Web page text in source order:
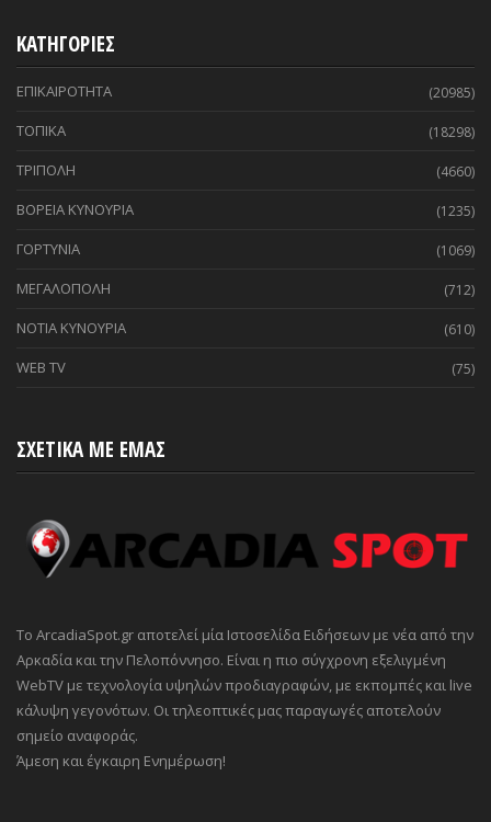
ΚΑΤΗΓΟΡΙΕΣ
ΕΠΙΚΑΙΡΟΤΗΤΑ (20985)
ΤΟΠΙΚΑ (18298)
ΤΡΙΠΟΛΗ (4660)
ΒΟΡΕΙΑ ΚΥΝΟΥΡΙΑ (1235)
ΓΟΡΤΥΝΙΑ (1069)
ΜΕΓΑΛΟΠΟΛΗ (712)
ΝΟΤΙΑ ΚΥΝΟΥΡΙΑ (610)
WEB TV (75)
ΣΧΕΤΙΚΑ ΜΕ ΕΜΑΣ
Το ArcadiaSpot.gr αποτελεί μία Ιστοσελίδα Ειδήσεων με νέα από την
Αρκαδία και την Πελοπόννησο. Είναι η πιο σύγχρονη εξελιγμένη
WebTV με τεχνολογία υψηλών προδιαγραφών, με εκπομπές και live
κάλυψη γεγονότων. Οι τηλεοπτικές μας παραγωγές αποτελούν
σημείο αναφοράς.
Άμεση και έγκαιρη Ενημέρωση!